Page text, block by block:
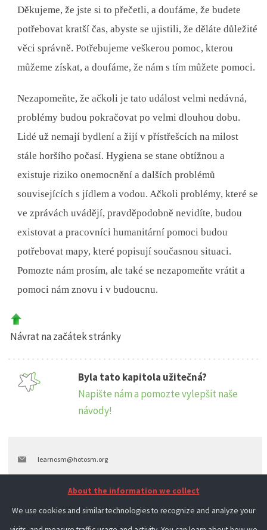
Děkujeme, že jste si to přečetli, a doufáme, že budete
potřebovat kratší čas, abyste se ujistili, že děláte důležité
věci správně. Potřebujeme veškerou pomoc, kterou
můžeme získat, a doufáme, že nám s tím můžete pomoci.
Nezapomeňte, že ačkoli je tato událost velmi nedávná,
problémy budou pokračovat po velmi dlouhou dobu.
Lidé už nemají bydlení a žijí v přístřešcích na milost
stále horšího počasí. Hygiena se stane obtížnou a
existuje riziko onemocnění a dalších problémů
souvisejících s jídlem a vodou. Ačkoli problémy, které se
ve zprávách uvádějí, pravděpodobně nevidíte, budou
existovat a pracovníci humanitární pomoci budou
potřebovat mapy, které popisují současnou situaci.
Pomozte nám prosím, ale také se nezapomeňte vrátit a
pomoci nám znovu i v budoucnu.
Návrat na začátek stránky
Byla tato kapitola užitečná?
Napište nám a pomozte vylepšit naše
návody!
learnosm@hotosm.org
About the information we collect
We use cookies and similar technologies to recognize and analyze your